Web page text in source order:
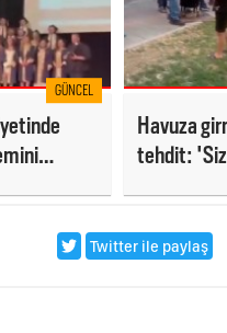
GÜNCEL
Havuza
tehdit:
Twitter ile paylaş